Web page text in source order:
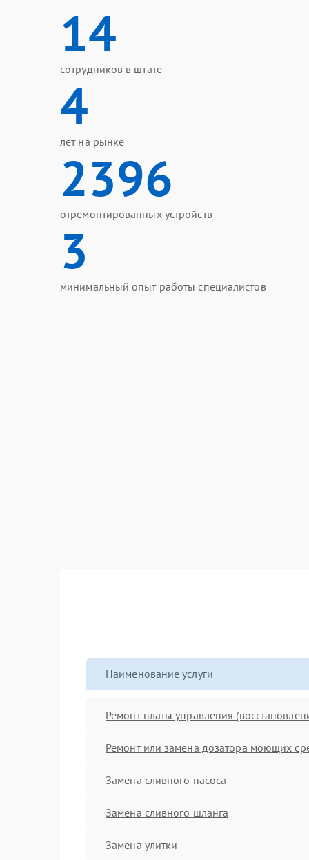
14
сотрудников в штате
4
лет на рынке
2396
отремонтированных устройств
3
минимальный опыт работы специалистов
Наименование услуги
Ремонт платы управления
Ремонт или замена дозатора моющих
Замена сливного насоса
Замена сливного шланга
Замена улитки